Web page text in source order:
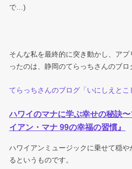
で…)
そんな私を最終的に突き動かし、ア
ったのは、静岡のてらっちさんのブロ
てらっちさんのブログ「いにしえとこ
ハワイのマナに学ぶ幸せの秘訣
イアン・マナ 99の幸福の習慣』
ハワイアンミュージックに乗せて穏
るというものです。